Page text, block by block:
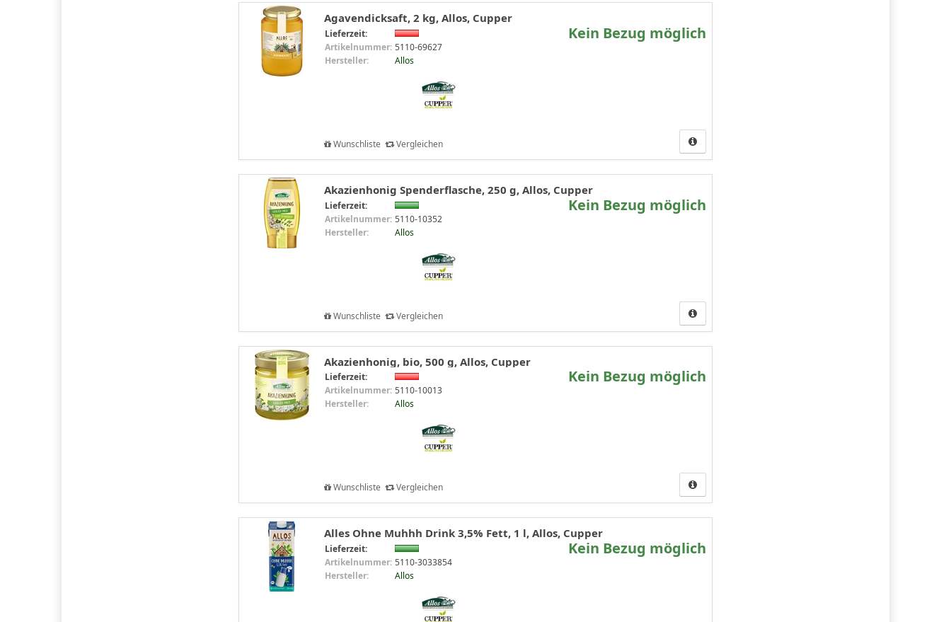
Agavendicksaft, 2 kg, Allos, Cupper
Lieferzeit:
Artikelnummer: 5110-69627
Hersteller:
Allos
Kein Bezug möglich
Wunschliste Vergleichen
Akazienhonig Spenderflasche, 250 g, Allos, Cupper
Lieferzeit:
Artikelnummer: 5110-10352
Hersteller:
Allos
Kein Bezug möglich
Wunschliste Vergleichen
Akazienhonig, bio, 500 g, Allos, Cupper
Lieferzeit:
Artikelnummer: 5110-10013
Hersteller:
Allos
Kein Bezug möglich
Wunschliste Vergleichen
Alles Ohne Muhhh Drink 3,5% Fett, 1 l, Allos, Cupper
Lieferzeit:
Artikelnummer: 5110-3033854
Hersteller:
Allos
Kein Bezug möglich